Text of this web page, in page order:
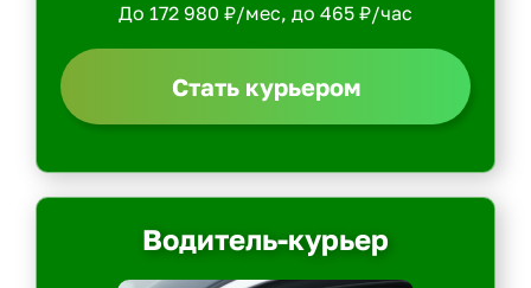
До 172 980 ₽/мес, до 465 ₽/час
Стать курьером
Водитель-курьер